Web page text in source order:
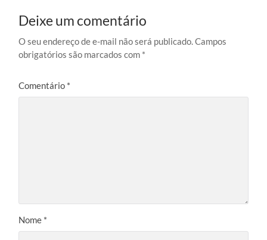
Deixe um comentário
O seu endereço de e-mail não será publicado.Campos
obrigatórios são marcados com *
Comentário *
Nome *